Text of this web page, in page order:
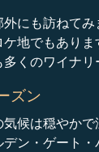
にも訪ねて
地でもあり
くのワイナ
ズン
候は穏やか
ン・ゲート